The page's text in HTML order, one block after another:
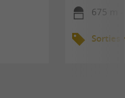
675 m -
Sorties